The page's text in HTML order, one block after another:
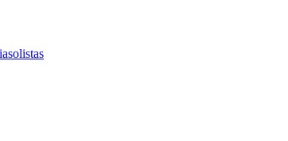
solistas